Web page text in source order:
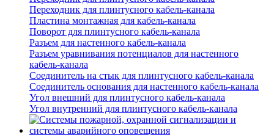
Переходник для плинтусного кабель-канала
Пластина монтажная для кабель-канала
Поворот для плинтусного кабель-канала
Разъем для настенного кабель-канала
Разъем уравнивания потенциалов для настенного
кабель-канала
Соединитель на стык для плинтусного кабель-канала
Соединитель основания для настенного кабель-канала
Угол внешний для плинтусного кабель-канала
Угол внутренний для плинтусного кабель-канала